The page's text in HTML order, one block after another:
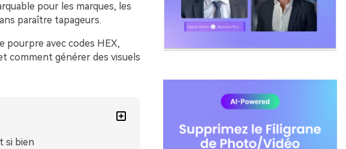
pour les marques, les
paraître tapageurs.
pourpre avec codes HEX,
comment générer des visuels
si bien